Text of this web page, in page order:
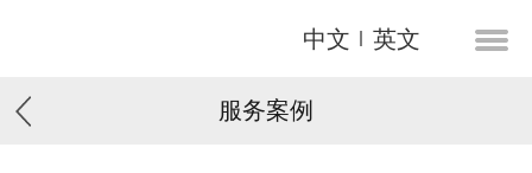
中文 英文
服务案例